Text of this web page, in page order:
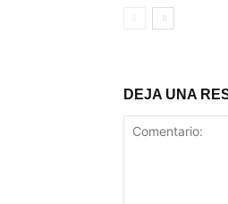
DEJA UNA